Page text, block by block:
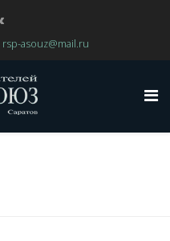
rsp-asouz@mail.ru